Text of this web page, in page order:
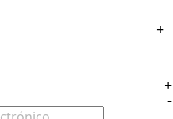
+
+
-